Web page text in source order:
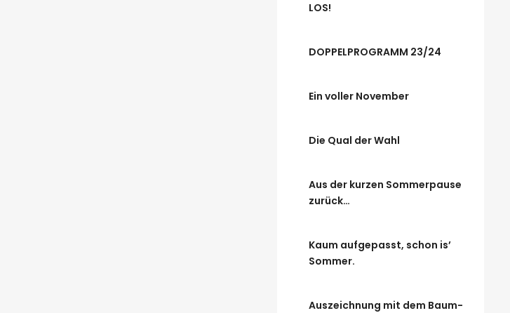
LOS!
DOPPELPROGRAMM 23/24
Ein voller November
Die Qual der Wahl
Aus der kurzen Sommerpause
zurück…
Kaum aufgepasst, schon is’
Sommer.
Auszeichnung mit dem Baum-